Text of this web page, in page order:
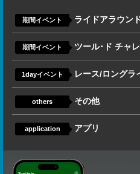
期間イベント ライドアラウン
期間イベント ツール･ド チャ
1dayイベント レース/ロングラ
others その他
application アプリ